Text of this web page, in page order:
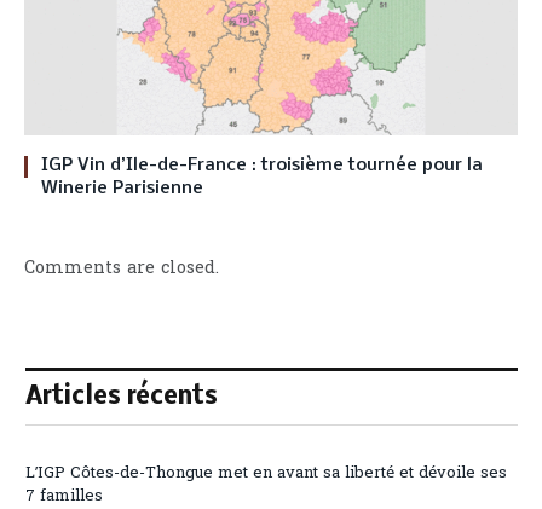
IGP Vin d’Ile-de-France : troisième tournée pour la
Winerie Parisienne
Comments are closed.
Articles récents
L’IGP Côtes-de-Thongue met en avant sa liberté et dévoile ses
7 familles